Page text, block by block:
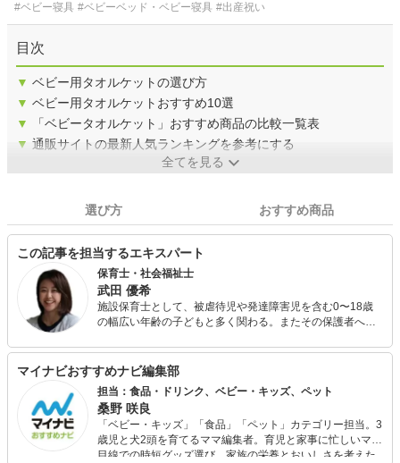
#ベビー寝具 #ベビーベッド・ベビー寝具 #出産祝い
目次
▼ ベビー用タオルケットの選び方
▼ ベビー用タオルケットおすすめ10選
▼
「ベビータオルケット」おすすめ商品の比較一覧表
▼ 通販サイトの最新人気ランキングを参考にする
全てを見る
選び方 おすすめ商品
この記事を担当するエキスパート
保育士・社会福祉士
武田 優希
施設保育士として、被虐待児や発達障害児を含む0〜18歳
の幅広い年齢の子どもと多く関わる。またその保護者へ、
立のためのあらゆる支援を行い、後に社会福祉士を取得。
全国転勤族で、帯同に伴う転職で企業主導型保育園や小規
模保育園での勤務経験もあり。 保育士人材紹介会社のコラ
ムを執筆担当中。 また転勤族の妻向けのブログを運営し、
育児情報を中心に赴任地の様子を発信している。三児の
母。
マイナビおすすめナビ編集部
担当：食品・ドリンク、ベビー・キッズ、ペット
桑野 咲良
「ベビー・キッズ」「食品」「ペット」カテゴリー担当。3
歳児と犬2頭を育てるママ編集者。育児と家事に忙しいママ
目線での時短グッズ選び、家族の栄養とおいしさを考えた